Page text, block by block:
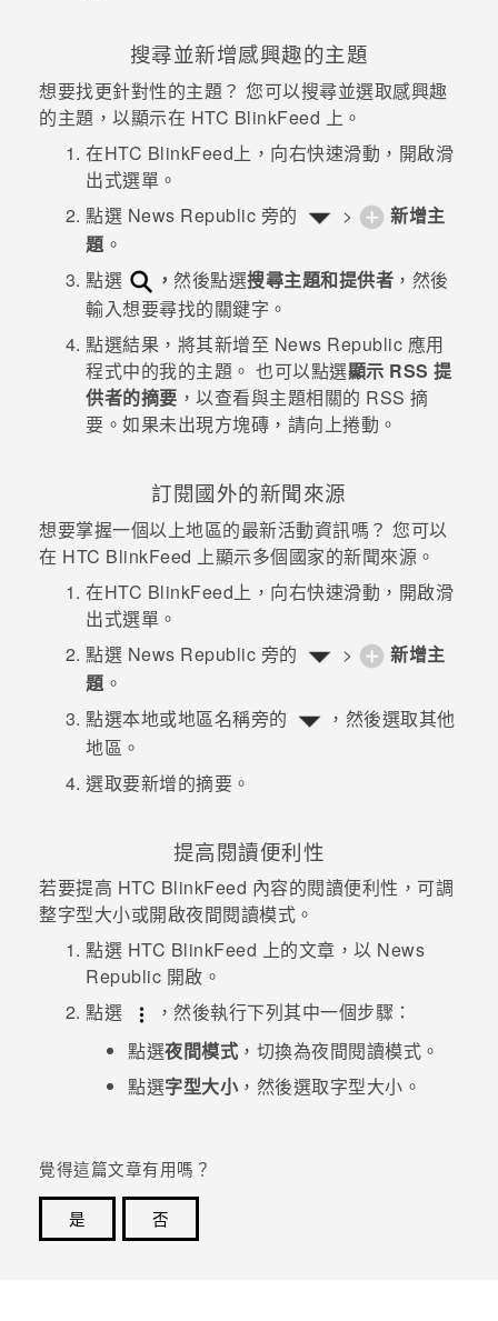
搜尋並新增感興趣的主題
想要找更針對性的主題？ 您可以搜尋並選取感興趣
的主題，以顯示在 HTC BlinkFeed 上。
在HTC BlinkFeed上，向右快速滑動，開啟滑
出式選單。
點選 News Republic 旁的 >
新增主
題。
點選
， 然後點選搜尋主題和提供者 ，然後
輸入想要尋找的關鍵字。
點選結果，將其新增至 News Republic 應用
程式中的我的主題 。 也可以點選顯示 RSS 提
供者的摘要 ，以查看與主題相關的 RSS 摘
要。如果未出現方塊磚，請向上捲動。
訂閱國外的新聞來源
想要掌握一個以上地區的最新活動資訊嗎？ 您可以
在 HTC BlinkFeed 上顯示多個國家的新聞來源。
在HTC BlinkFeed上，向右快速滑動，開啟滑
出式選單。
點選 News Republic 旁的 >
新增主
題。
點選本地或地區名稱旁的
，然後選取其他
地區。
選取要新增的摘要。
提高閱讀便利性
若要提高 HTC BlinkFeed 內容的閱讀便利性，可調
整字型大小或開啟夜間閱讀模式。
點選 HTC BlinkFeed 上的文章，以 News
Republic 開啟。
點選
，然後執行下列其中一個步驟：
點選夜間模式 ，切換為夜間閱讀模式。
點選字型大小，然後選取字型大小。
覺得這篇文章有用嗎？
是
否